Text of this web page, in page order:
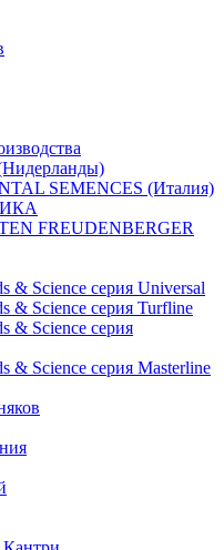
SEMENCES (Италия)
FREUDENBERGER
& Sciеnce серия Universal
& Sciеnce серия Turfline
& Sciеnce серия
& Sciеnce серия Masterline